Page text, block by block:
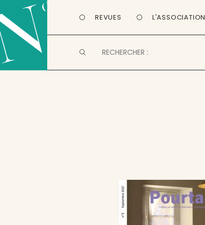
REVUES L'ASSOCIATION